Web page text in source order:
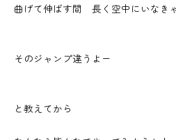
曲げて伸ばす間 長く空中にいなき
そのジャンプ違うよー
と教えてから